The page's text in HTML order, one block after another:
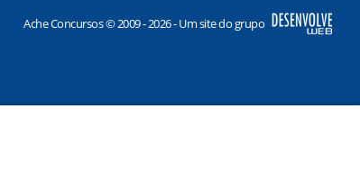
Ache Concursos © 2009 - 2026 - Um site do grupo